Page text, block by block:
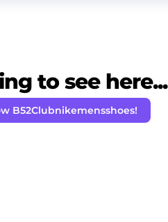
to see here...
B52Clubnikemensshoes!